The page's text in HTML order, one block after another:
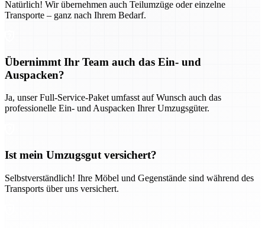
Natürlich! Wir übernehmen auch Teilumzüge oder einzelne
Transporte – ganz nach Ihrem Bedarf.
Übernimmt Ihr Team auch das Ein- und
Auspacken?
Ja, unser Full-Service-Paket umfasst auf Wunsch auch das
professionelle Ein- und Auspacken Ihrer Umzugsgüter.
Ist mein Umzugsgut versichert?
Selbstverständlich! Ihre Möbel und Gegenstände sind während des
Transports über uns versichert.